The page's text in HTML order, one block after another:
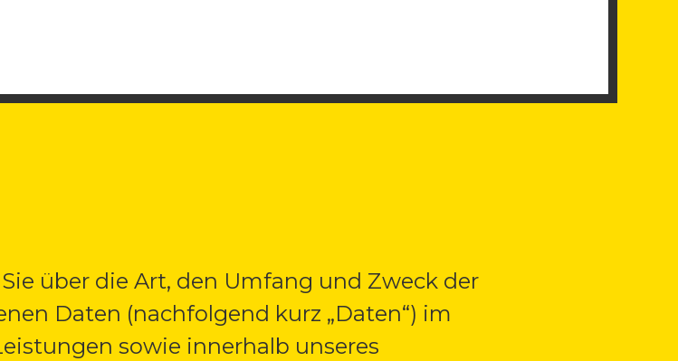
über die Art, den Umfang und Zweck der
Daten (nachfolgend kurz „Daten“) im
sowie innerhalb unseres